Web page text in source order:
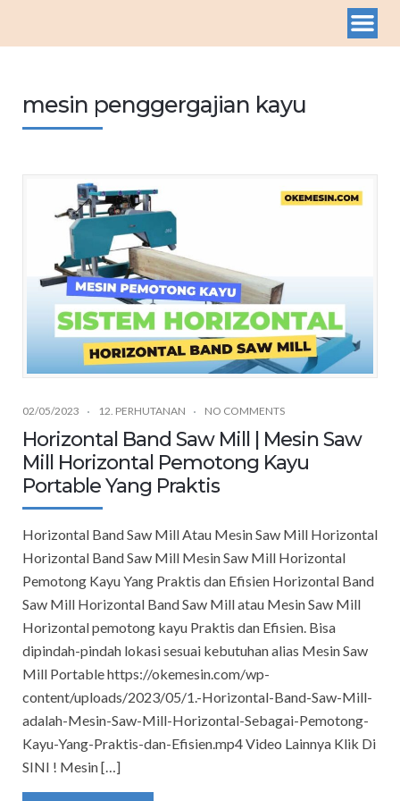
mesin penggergajian kayu
02/05/2023 12. PERHUTANAN NO COMMENTS
Horizontal Band Saw Mill | Mesin Saw
Mill Horizontal Pemotong Kayu
Portable Yang Praktis
Horizontal Band Saw Mill Atau Mesin Saw Mill Horizontal
Horizontal Band Saw Mill Mesin Saw Mill Horizontal
Pemotong Kayu Yang Praktis dan Efisien Horizontal Band
Saw Mill Horizontal Band Saw Mill atau Mesin Saw Mill
Horizontal pemotong kayu Praktis dan Efisien. Bisa
dipindah-pindah lokasi sesuai kebutuhan alias Mesin Saw
Mill Portable https://okemesin.com/wp-
content/uploads/2023/05/1.-Horizontal-Band-Saw-Mill-
adalah-Mesin-Saw-Mill-Horizontal-Sebagai-Pemotong-
Kayu-Yang-Praktis-dan-Efisien.mp4 Video Lainnya Klik Di
SINI ! Mesin […]